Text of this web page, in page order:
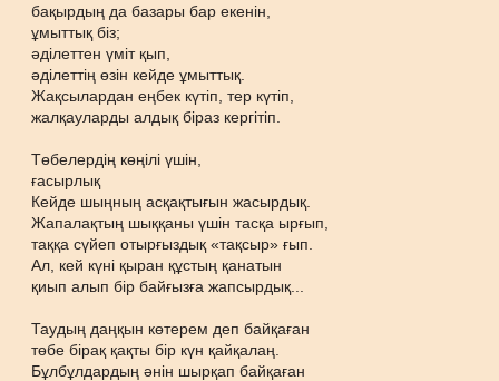
бақырдың да базары бар екенін,
ұмыттық біз;
әділеттен үміт қып,
әділеттің өзін кейде ұмыттық.
Жақсылардан еңбек күтіп, тер күтіп,
жалқауларды алдық біраз кергітіп.
Төбелердің көңілі үшін,
ғасырлық
Кейде шыңның асқақтығын жасырдық.
Жапалақтың шыққаны үшін тасқа ырғып,
таққа сүйеп отырғыздық «тақсыр» ғып.
Ал, кей күні қыран құстың қанатын
қиып алып бір байғызға жапсырдық...
Таудың даңқын көтерем деп байқаған
төбе бірақ қақты бір күн қайқалаң.
Бұлбұлдардың әнін шырқап байқаған